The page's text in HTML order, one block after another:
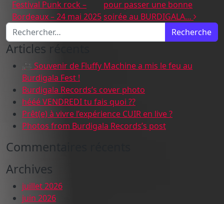
Festival Punk rock –
Bordeaux – 24 mai 2025
pour passer une bonne
soirée au BURDIGALA…
Recherche pour :
Articles récents
🎥 Souvenir de Fluffy Machine a mis le feu au
Burdigala Fest !
Burdigala Records’s cover photo
hééé VENDREDI tu fais quoi ??
Prêt(e) à vivre l’expérience CUIR en live ?
Photos from Burdigala Records’s post
Commentaires récents
Archives
juillet 2026
juin 2026